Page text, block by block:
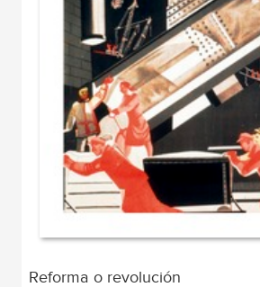
Reforma o revolución